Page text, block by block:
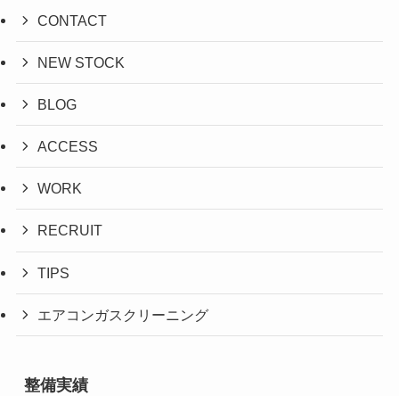
CONTACT
NEW STOCK
BLOG
ACCESS
WORK
RECRUIT
TIPS
エアコンガスクリーニング
整備実績